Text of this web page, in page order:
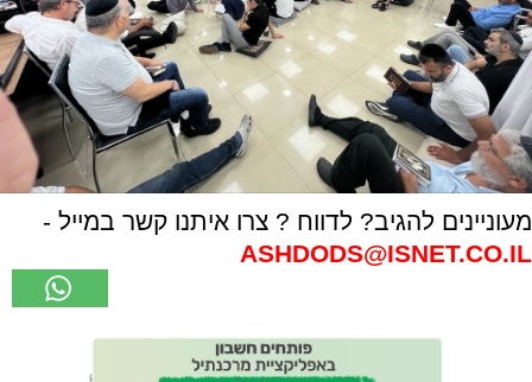
מעוניינים להגיב? לדווח ? צרו איתנו קשר במייל -
ASHDODS@ISNET.CO.IL